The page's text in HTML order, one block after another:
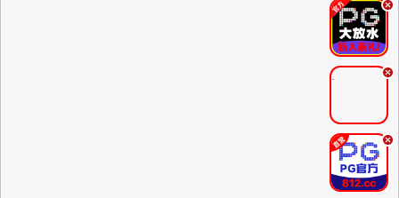
.
.
.